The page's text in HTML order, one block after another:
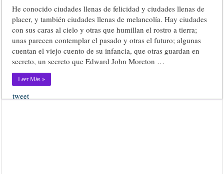
He conocido ciudades llenas de felicidad y ciudades llenas de
placer, y también ciudades llenas de melancolía. Hay ciudades
con sus caras al cielo y otras que humillan el rostro a tierra;
unas parecen contemplar el pasado y otras el futuro; algunas
cuentan el viejo cuento de su infancia, que otras guardan en
secreto, un secreto que Edward John Moreton …
Leer Más »
tweet